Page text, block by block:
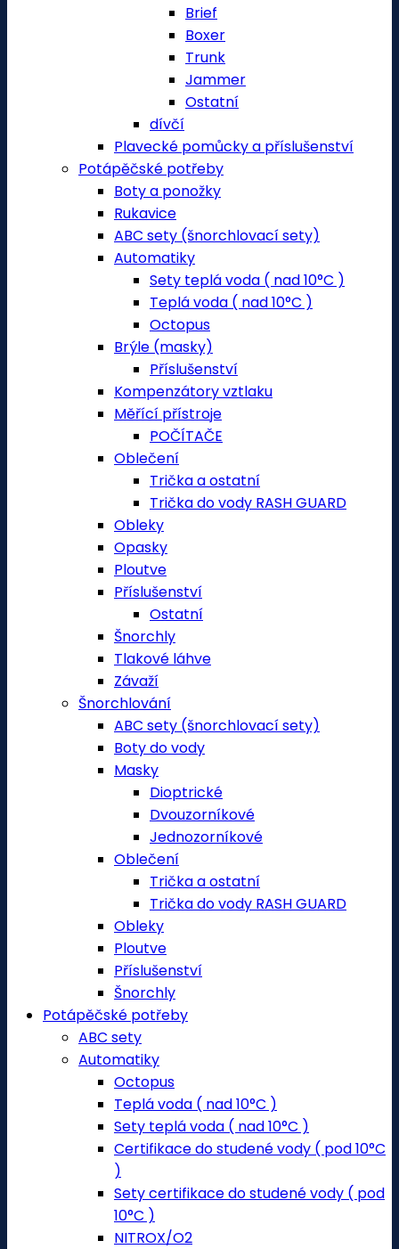
Brief
Boxer
Trunk
Jammer
Ostatní
dívčí
Plavecké pomůcky a příslušenství
Potápěčské potřeby
Boty a ponožky
Rukavice
ABC sety (šnorchlovací sety)
Automatiky
Sety teplá voda ( nad 10°C )
Teplá voda ( nad 10°C )
Octopus
Brýle (masky)
Příslušenství
Kompenzátory vztlaku
Měřící přístroje
POČÍTAČE
Oblečení
Trička a ostatní
Trička do vody RASH GUARD
Obleky
Opasky
Ploutve
Příslušenství
Ostatní
Šnorchly
Tlakové láhve
Závaží
Šnorchlování
ABC sety (šnorchlovací sety)
Boty do vody
Masky
Dioptrické
Dvouzorníkové
Jednozorníkové
Oblečení
Trička a ostatní
Trička do vody RASH GUARD
Obleky
Ploutve
Příslušenství
Šnorchly
Potápěčské potřeby
ABC sety
Automatiky
Octopus
Teplá voda ( nad 10°C )
Sety teplá voda ( nad 10°C )
Certifikace do studené vody ( pod 10°C
)
Sety certifikace do studené vody ( pod
10°C )
NITROX/O2